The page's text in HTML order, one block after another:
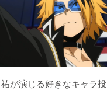
祐が演じる好きなキャラ投